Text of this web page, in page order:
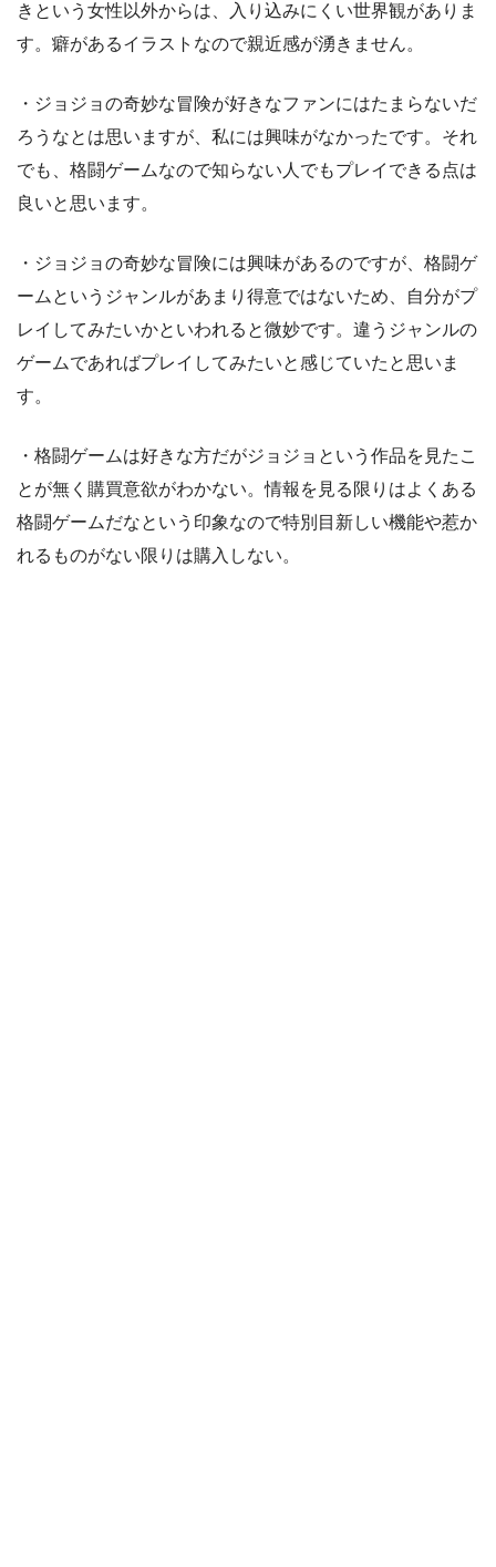
きという女性以外からは、入り込みにくい世界観がありま
す。癖があるイラストなので親近感が湧きません。
・ジョジョの奇妙な冒険が好きなファンにはたまらないだ
ろうなとは思いますが、私には興味がなかったです。それ
でも、格闘ゲームなので知らない人でもプレイできる点は
良いと思います。
・ジョジョの奇妙な冒険には興味があるのですが、格闘ゲ
ームというジャンルがあまり得意ではないため、自分がプ
レイしてみたいかといわれると微妙です。違うジャンルの
ゲームであればプレイしてみたいと感じていたと思いま
す。
・格闘ゲームは好きな方だがジョジョという作品を見たこ
とが無く購買意欲がわかない。情報を見る限りはよくある
格闘ゲームだなという印象なので特別目新しい機能や惹か
れるものがない限りは購入しない。